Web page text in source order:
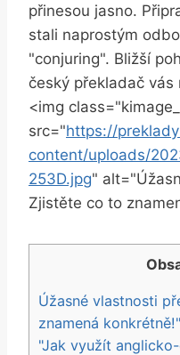
přinesou jasno.
stali naprostým
"conjuring". Bližší
český překladač vás
<img
src="https://
content/uploads/
253D.jpg"
Zjistěte co to
Úžasné vlastnosti
znamená konkrétně!"
"Jak využít